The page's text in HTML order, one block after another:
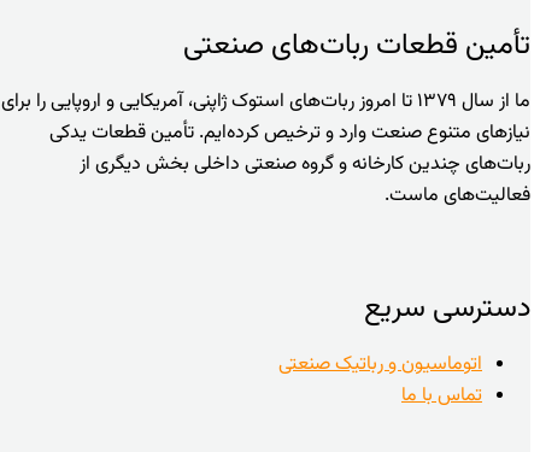
تأمین قطعات ربات‌های صنعتی
ما از سال ۱۳۷۹ تا امروز ربات‌های استوک ژاپنی، آمریکایی و اروپایی را برای
نیازهای متنوع صنعت وارد و ترخیص کرده‌ایم. تأمین قطعات یدکی
ربات‌های چندین کارخانه و گروه صنعتی داخلی بخش دیگری از
فعالیت‌های ماست.
دسترسی سریع
اتوماسیون و رباتیک صنعتی
تماس با ما